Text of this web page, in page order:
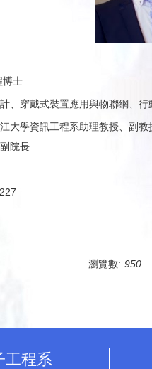
博士
、穿戴式裝置應用與物聯網、
大學資訊工程系助理教授、副教
院長
瀏覽數: 950
工程系